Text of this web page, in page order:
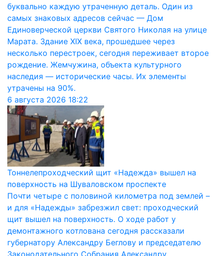
буквально каждую утраченную деталь. Один из
самых знаковых адресов сейчас — Дом
Единоверческой церкви Святого Николая на улице
Марата. Здание XIX века, прошедшее через
несколько перестроек, сегодня переживает второе
рождение. Жемчужина, объекта культурного
наследия — исторические часы. Их элементы
утрачены на 90%.
6 августа 2026 18:22
Тоннелепроходческий щит «Надежда» вышел на
поверхность на Шуваловском проспекте
Почти четыре с половиной километра под землей –
и для «Надежды» забрезжил свет: проходческий
щит вышел на поверхность. О ходе работ у
демонтажного котлована сегодня рассказали
губернатору Александру Беглову и председателю
Законодательного Собрания Александру